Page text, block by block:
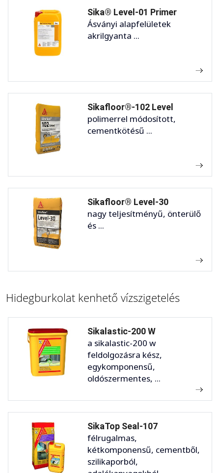
Sika® Level-01 Primer
Ásványi alapfelületek
akrilgyanta ...
Sikafloor®-102 Level
polimerrel módosított,
cementkötésű ...
Sikafloor® Level-30
nagy teljesítményű, önterülő
és ...
Hidegburkolat kenhető vízszigetelés
Sikalastic-200 W
a sikalastic-200 w
feldolgozásra kész,
egykomponensű,
oldószermentes, ...
SikaTop Seal-107
félrugalmas,
kétkomponensű, cementből,
szilikaporból,